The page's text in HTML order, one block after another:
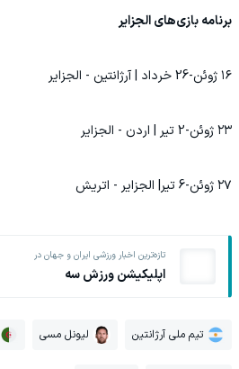
برنامه بازی‌های الجزایر
۱۶ ژوئن-26 خرداد | آرژانتین - الجزایر
۲۳ ژوئن-2 تیر | اردن - الجزایر
۲۷ ژوئن-6 تیر| الجزایر - اتریش
تازه‌ترین اخبار ورزشی ایران و جهان در
اپلیکیشن ورزش سه
تیم ملی آرژانتین لیونل مسی